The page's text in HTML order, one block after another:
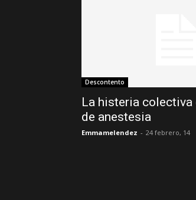
Descontento
La histeria
de anestesia
Emmamelendez - 24 febrero, 14